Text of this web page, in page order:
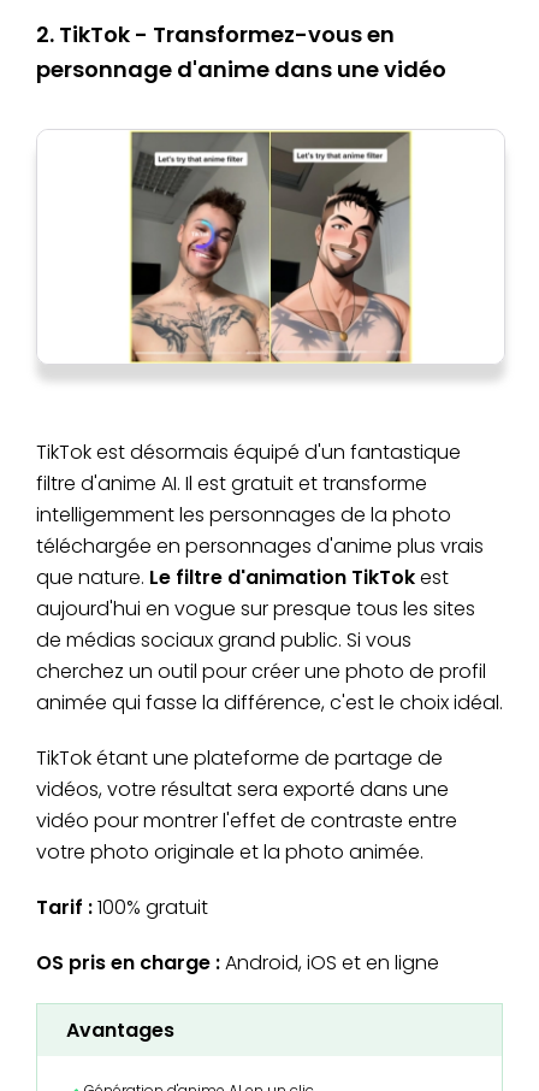
2. TikTok - Transformez-vous en
personnage d'anime dans une vidéo
TikTok est désormais équipé d'un fantastique
filtre d'anime AI. Il est gratuit et transforme
intelligemment les personnages de la photo
téléchargée en personnages d'anime plus vrais
que nature. Le filtre d'animation TikTokest
aujourd'hui en vogue sur presque tous les sites
de médias sociaux grand public. Si vous
cherchez un outil pour créer une photo de profil
animée qui fasse la différence, c'est le choix idéal.
TikTok étant une plateforme de partage de
vidéos, votre résultat sera exporté dans une
vidéo pour montrer l'effet de contraste entre
votre photo originale et la photo animée.
Tarif :100% gratuit
OS pris en charge :Android, iOS et en ligne
Avantages